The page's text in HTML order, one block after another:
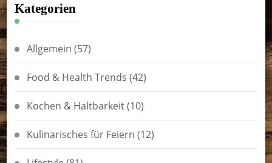
Kategorien
Allgemein (57)
Food & Health Trends (42)
Kochen & Haltbarkeit(10)
Kulinarisches für Feiern (12)